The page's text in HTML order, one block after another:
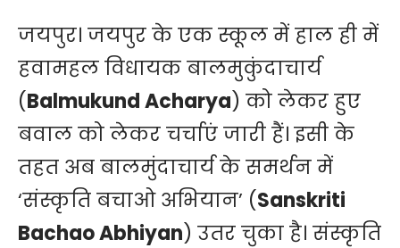
जयपुर। जयपुर के एक स्कूल में हाल ही में
हवामहल विधायक बालमुकुंदाचार्य
(Balmukund Acharya) को लेकर हुए
बवाल को लेकर चर्चाएं जारी हैं। इसी के
तहत अब बालमुंदाचार्य के समर्थन में
‘संस्कृति बचाओ अभियान’ (Sanskriti
Bachao Abhiyan) उतर चुका है। संस्कृति